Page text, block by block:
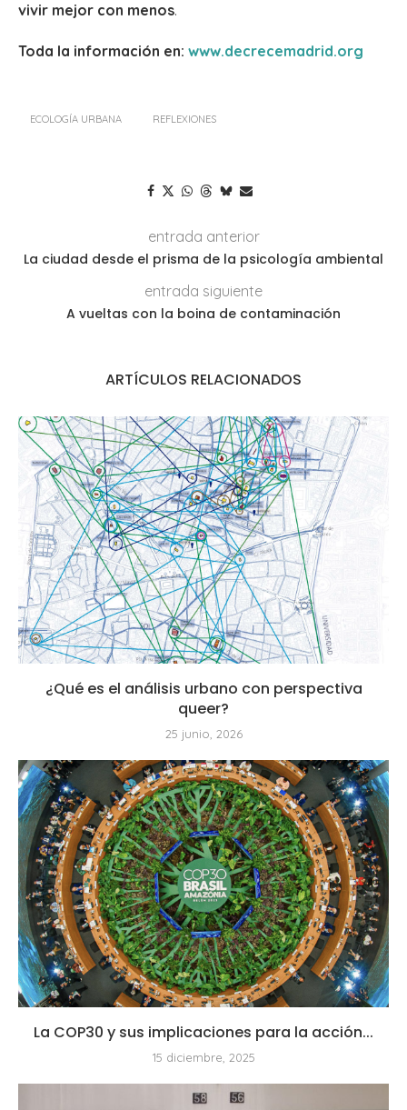
vivir mejor con menos.
Toda la información en: www.decrecemadrid.org
ECOLOGÍA URBANA REFLEXIONES
entrada anterior
La ciudad desde el prisma de la psicología ambiental
entrada siguiente
A vueltas con la boina de contaminación
ARTÍCULOS RELACIONADOS
¿Qué es el análisis urbano con perspectiva
queer?
25 junio, 2026
La COP30 y sus implicaciones para la acción...
15 diciembre, 2025